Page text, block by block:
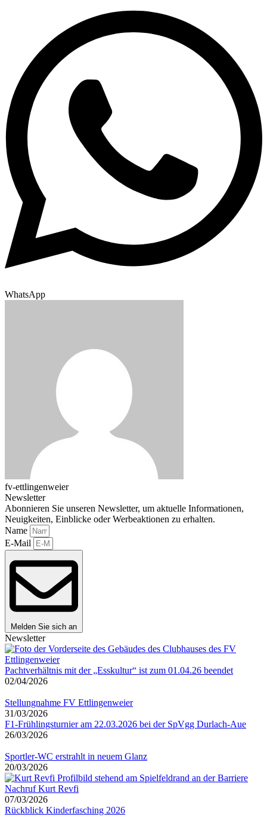
WhatsApp
fv-ettlingenweier
Newsletter
Abonnieren Sie unseren Newsletter, um aktuelle Informationen,
Neuigkeiten, Einblicke oder Werbeaktionen zu erhalten.
Name
E-Mail
Melden Sie sich an
Newsletter
Pachtverhältnis mit der „Esskultur“ ist zum 01.04.26 beendet
02/04/2026
Stellungnahme FV Ettlingenweier
31/03/2026
F1-Frühlingsturnier am 22.03.2026 bei der SpVgg Durlach-Aue
26/03/2026
Sportler-WC erstrahlt in neuem Glanz
20/03/2026
Nachruf Kurt Revfi
07/03/2026
Rückblick Kinderfasching 2026